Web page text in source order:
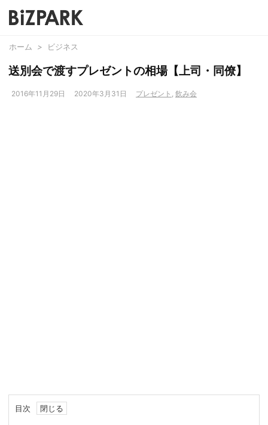
ホーム > ビジネス
送別会で渡すプレゼントの相場【上司・同僚】
2016年11月29日 2020年3月31日 プレゼント , 飲み会
目次